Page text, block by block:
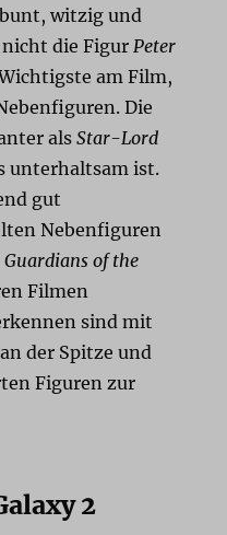
witzig und
die Figur Peter
am Film,
Die
alsStar-Lord
unterhaltsam ist.
gut
Nebenfiguren
Guardians of the
Filmen
sind mit
der Spitze und
Figuren zur
2